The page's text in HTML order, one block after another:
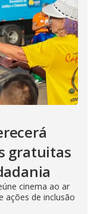
gratuitas
cinema ao ar
ações de inclusão